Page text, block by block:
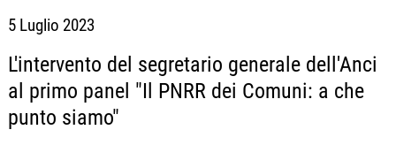
5 Luglio 2023
L'intervento del segretario generale dell'Anci
al primo panel "Il PNRR dei Comuni: a che
punto siamo"